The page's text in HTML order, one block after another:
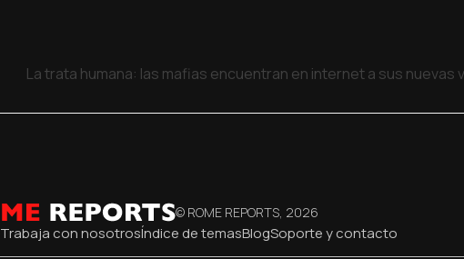
La trata humana: las mafias encuentran en internet a sus nuevas
© ROME REPORTS, 2026
Trabaja con nosotrosÍndice de temasBlogSoporte y contacto